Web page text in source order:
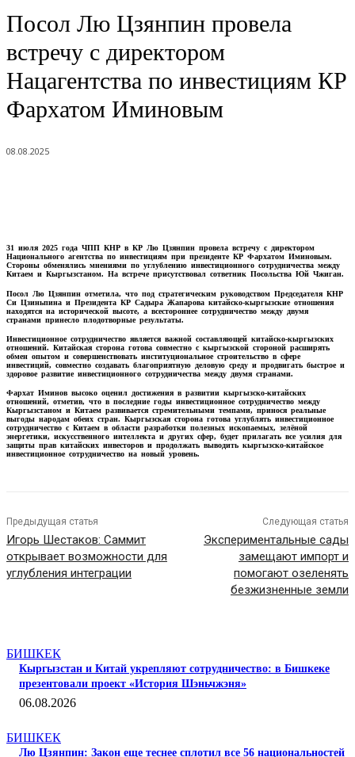
Посол Лю Цзянпин провела
встречу с директором
Нацагентства по инвестициям КР
Фархатом Иминовым
08.08.2025
31 июля 2025 года ЧПП КНР в КР Лю Цзянпин провела встречу с директором
Национального агентства по инвестициям при президенте КР Фархатом Иминовым.
Стороны обменялись мнениями по углублению инвестиционного сотрудничества между
Китаем и Кыргызстаном. На встрече присутствовал сответник Посольства Юй Чжиган.
Посол Лю Цзянпин отметила, что под стратегическим руководством Председателя КНР
Си Цзиньпина и Президента КР Садыра Жапарова китайско‑кыргызские отношения
находятся на исторической высоте, а всестороннее сотрудничество между двумя
странами принесло плодотворные результаты.
Инвестиционное сотрудничество является важной составляющей китайско‑кыргызских
отношений. Китайская сторона готова совместно с кыргызской стороной расширять
обмен опытом и совершенствовать институциональное строительство в сфере
инвестиций, совместно создавать благоприятную деловую среду и продвигать быстрое и
здоровое развитие инвестиционного сотрудничества между двумя странами.
Фархат Иминов высоко оценил достижения в развитии кыргызско-китайских
отношений, отметив, что в последние годы инвестиционное сотрудничество между
Кыргызстаном и Китаем развивается стремительными темпами, принося реальные
выгоды народам обеих стран. Кыргызская сторона готова углублять инвестиционное
сотрудничество с Китаем в области разработки полезных ископаемых, зелёной
энергетики, искусственного интеллекта и других сфер, будет прилагать все усилия для
защиты прав китайских инвесторов и продолжать выводить кыргызско-китайское
инвестиционное сотрудничество на новый уровень.
Предыдущая статья
Игорь Шестаков: Саммит
открывает возможности для
углубления интеграции
Следующая статья
Экспериментальные сады
замещают импорт и
помогают озеленять
безжизненные земли
БИШКЕК
Кыргызстан и Китай укрепляют сотрудничество: в Бишкеке
презентовали проект «История Шэньчжэня»
06.08.2026
БИШКЕК
Лю Цзянпин: Закон еще теснее сплотил все 56 национальностей